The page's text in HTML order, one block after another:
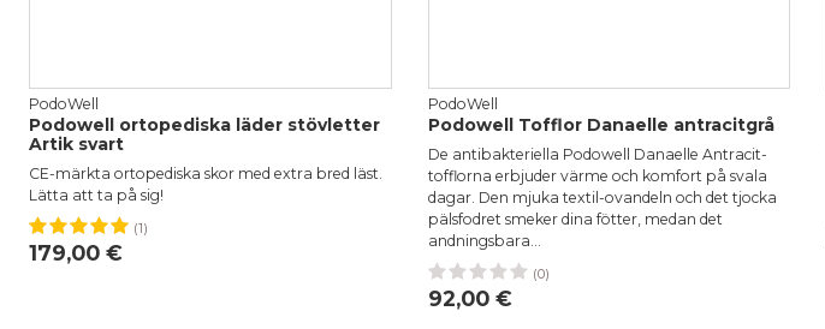
PodoWell
Podowell ortopediska läder stövletter
Artik svart
CE-märkta ortopediska skor med extra bred läst.
Lätta att ta på sig!
36
37 46
(1)
179,00 €
PodoWell
Podowell Tofflor Danaelle antracitgrå
De antibakteriella Podowell Danaelle Antracit-
tofflorna erbjuder värme och komfort på svala
dagar. Den mjuka textil-ovandeln och det tjocka
pälsfodret smeker dina fötter, medan det
andningsbara...
37
38 (0)
92,00 €